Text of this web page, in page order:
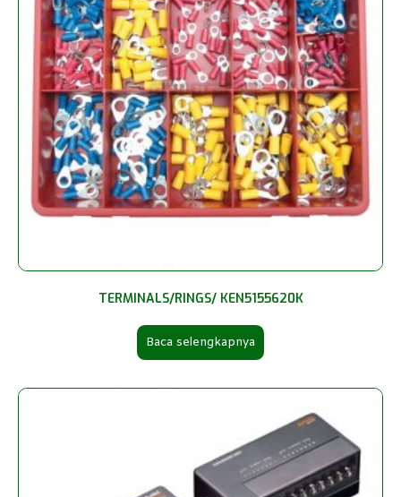
TERMINALS/RINGS/ KEN5155620K
Baca selengkapnya